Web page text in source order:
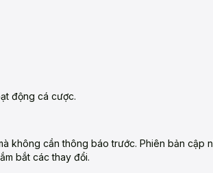
động cá cược.
không cần thông báo trước. Phiên bản cập
bắt các thay đổi.